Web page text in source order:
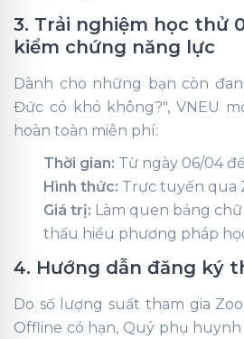
3. Trải nghiệm học thử
kiểm chứng năng lực
Dành cho những bạn còn
Đức có khó không?", VNEU
hoàn toàn miễn phí:
Thời gian: Từ ngày 06/04
Hình thức: Trực tuyến qua
Giá trị: Làm quen bảng chữ
thấu hiểu phương pháp
4. Hướng dẫn đăng ký
Do số lượng suất tham gia
Offline có hạn, Quý phụ